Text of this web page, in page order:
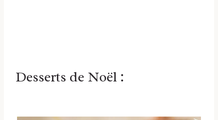
Desserts de Noël :